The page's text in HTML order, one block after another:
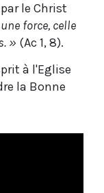
le Christ
force, celle
» (Ac 1, 8).
à l'Eglise
la Bonne